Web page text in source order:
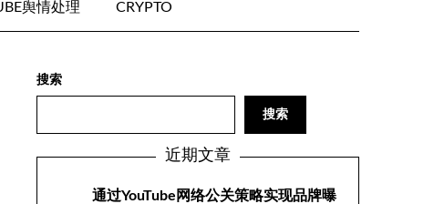
舆情处理 CRYPTO
搜索
搜索
近期文章
通过YouTube网络公关策略实现品牌曝